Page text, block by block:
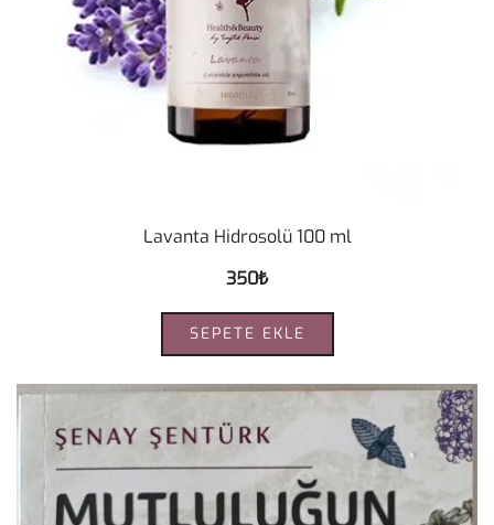
Lavanta Hidrosolü 100 ml
350₺
SEPETE EKLE